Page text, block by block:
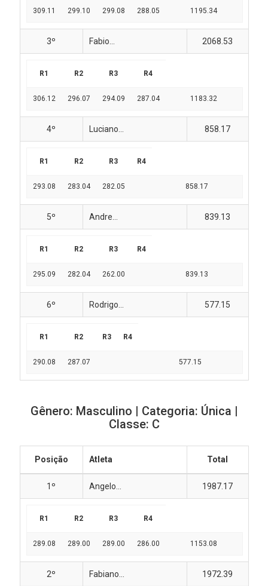
309.11 299.10 299.08 288.05 1195.34
3º Fabio... 2068.53
R1 R2 R3 R4
306.12 296.07 294.09 287.04 1183.32
4º Luciano... 858.17
R1 R2 R3 R4
293.08 283.04 282.05 858.17
5º Andre... 839.13
R1 R2 R3 R4
295.09 282.04 262.00 839.13
6º Rodrigo... 577.15
R1 R2 R3 R4
290.08 287.07 577.15
Gênero: Masculino | Categoria: Única |
Classe: C
Posição Atleta Total
1º Angelo... 1987.17
R1 R2 R3 R4
289.08 289.00 289.00 286.00 1153.08
2º Fabiano... 1972.39